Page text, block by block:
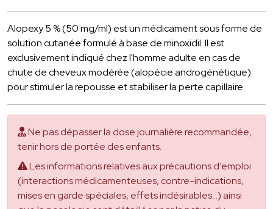
Alopexy 5 % (50 mg/ml) est un médicament sous forme de
solution cutanée formulé à base de minoxidil. Il est
exclusivement indiqué chez l'homme adulte en cas de
chute de cheveux modérée (alopécie androgénétique)
pour stimuler la repousse et stabiliser la perte capillaire.
Ne pas dépasser la dose journalière recommandée,
tenir hors de portée des enfants.
Les informations relatives aux précautions d’emploi
(interactions médicamenteuses, contre-indications,
mises en garde spéciales, effets indésirables...) ainsi